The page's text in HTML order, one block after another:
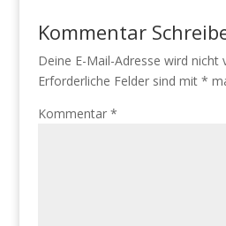
Kommentar
Deine E-Mail-Adresse wird nicht
Erforderliche Felder sind mit *
Kommentar *